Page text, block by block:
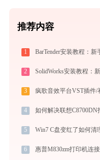
推荐内容
1 BarTender安装教程：
2 SolidWorks安装教程：
3 疯歌音效平台VST插件/
4 如何解决联想
5 Win7 C盘变红了如何清
6 惠普M830zm打印机连